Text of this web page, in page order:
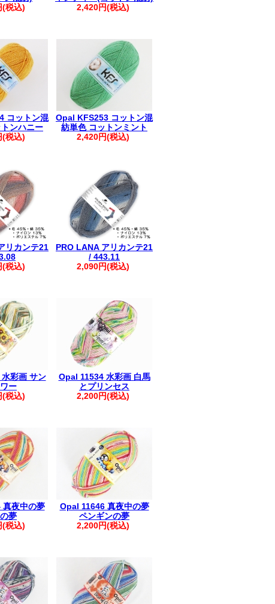
(税込)
2,420円(税込)
コットン混
ンハニー
(税込)
Opal KFS253 コットン混
紡単色 コットンミント
2,420円(税込)
リカンテ21
(税込)
PRO LANA アリカンテ21
/ 443.11
2,090円(税込)
彩画 サン
ー
(税込)
Opal 11534 水彩画 白馬
とプリンセス
2,200円(税込)
夜中の夢
夢
(税込)
Opal 11646 真夜中の夢
ペンギンの夢
2,200円(税込)